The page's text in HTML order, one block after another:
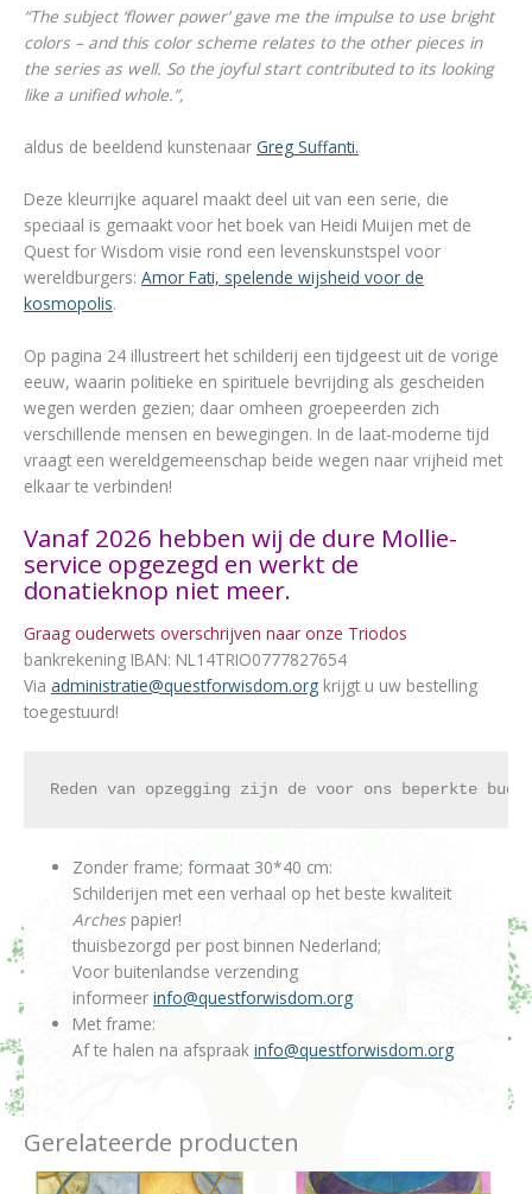
“The subject ‘flower power’ gave me the impulse to use bright
colors – and this color scheme relates to the other pieces in
the series as well. So the joyful start contributed to its looking
like a unified whole.”,
aldus de beeldend kunstenaar Greg Suffanti.
Deze kleurrijke aquarel maakt deel uit van een serie, die
speciaal is gemaakt voor het boek van Heidi Muijen met de
Quest for Wisdom visie rond een levenskunstspel voor
wereldburgers: Amor Fati, spelende wijsheid voor de
kosmopolis.
Op pagina 24 illustreert het schilderij een tijdgeest uit de vorige
eeuw, waarin politieke en spirituele bevrijding als gescheiden
wegen werden gezien; daar omheen groepeerden zich
verschillende mensen en bewegingen. In de laat-moderne tijd
vraagt een wereldgemeenschap beide wegen naar vrijheid met
elkaar te verbinden!
Vanaf 2026 hebben wij de dure Mollie-
service opgezegd en werkt de
donatieknop niet meer.
Graag ouderwets overschrijven naar onze Triodos
bankrekening IBAN: NL14TRIO0777827654
Via administratie@questforwisdom.org krijgt u uw bestelling
toegestuurd!
Reden van opzegging zijn de voor ons beperkte
Zonder frame; formaat 30*40 cm:
Schilderijen met een verhaal op het beste kwaliteit
Archespapier!
thuisbezorgd per post binnen Nederland;
Voor buitenlandse verzending
informeerinfo@questforwisdom.org
Met frame:
Af te halen na afspraakinfo@questforwisdom.org
Gerelateerde producten